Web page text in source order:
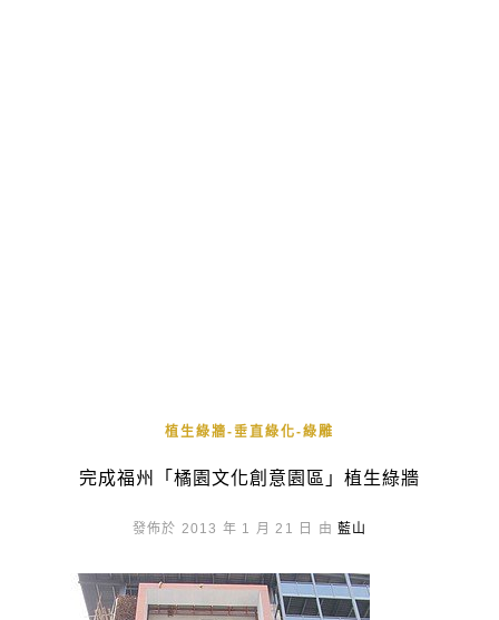
植生綠牆-垂直綠化-綠雕
完成福州「橘園文化創意園區」植生綠牆
發佈於 2013 年 1 月 21 日 由 藍山